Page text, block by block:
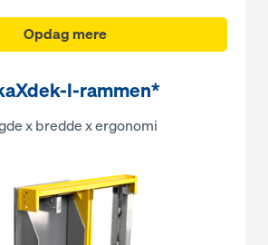
Opdag mere
I-rammen*
x bredde x ergonomi